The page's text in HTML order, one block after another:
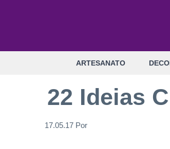
ARTESANATO
22 Ideias
17.05.17 Por